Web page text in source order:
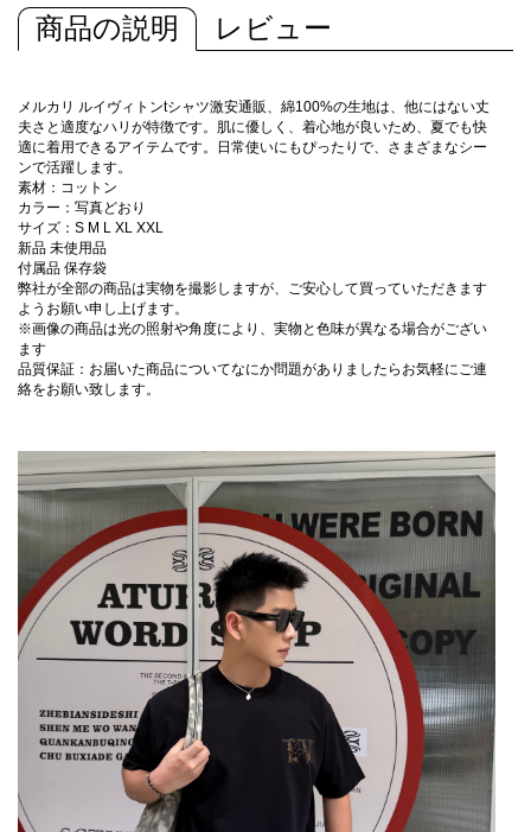
商品の説明 レビュー
メルカリ ルイヴィトンtシャツ激安通販、綿100%の生地は、他にはない丈
夫さと適度なハリが特徴です。肌に優しく、着心地が良いため、夏でも快
適に着用できるアイテムです。日常使いにもぴったりで、さまざまなシー
ンで活躍します。
素材：コットン
カラー：写真どおり
サイズ：S M L XL XXL
新品 未使用品
付属品 保存袋
弊社が全部の商品は実物を撮影しますが、ご安心して買っていただきます
ようお願い申し上げます。
※画像の商品は光の照射や角度により、実物と色味が異なる場合がござい
ます
品質保証：お届いた商品についてなにか問題がありましたらお気軽にご連
絡をお願い致します。